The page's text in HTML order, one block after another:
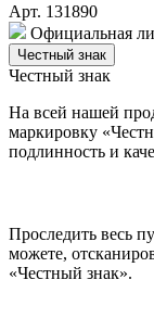
Арт. 131890
Официальная
Честный знак
Честный знак
На всей нашей
маркировку
подлинность и
Проследить весь
можете,
«Честный знак».